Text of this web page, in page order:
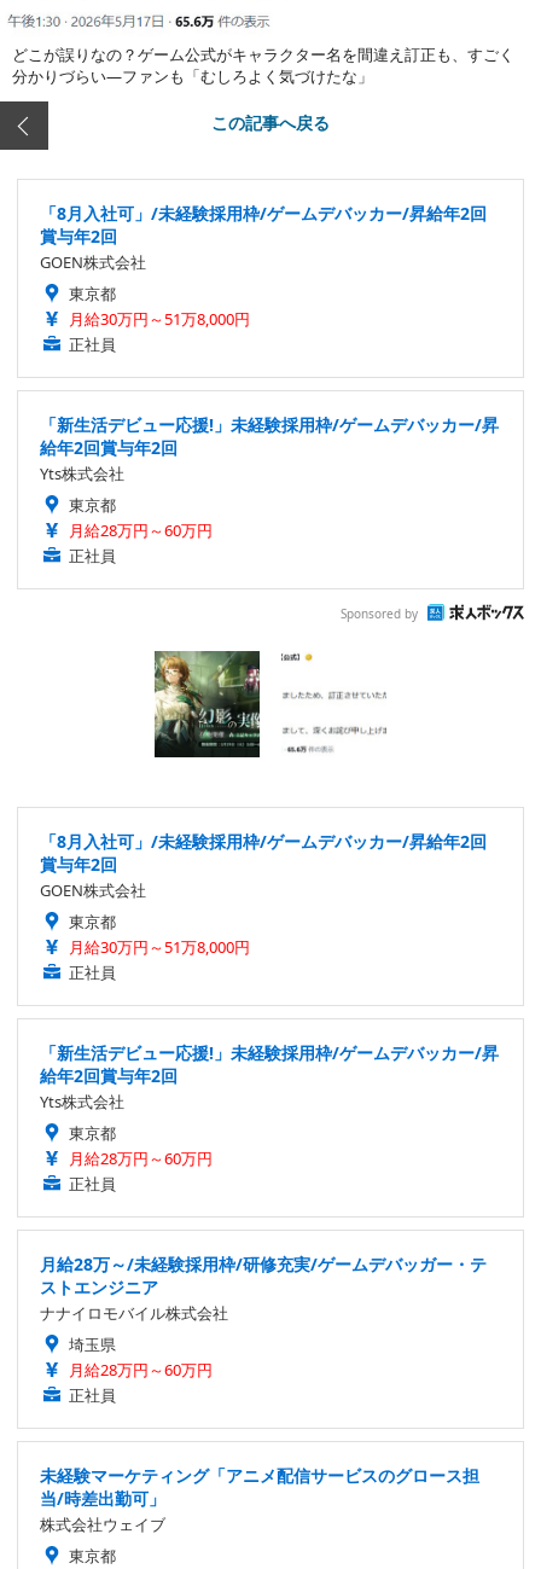
どこが誤りなの？ゲーム公式がキャラクター名を間違え訂正も、すごく
分かりづらい―ファンも「むしろよく気づけたな」
この記事へ戻る
「8月入社可」/未経験採用枠/ゲームデバッカー/昇給年2回
賞与年2回
GOEN株式会社
東京都
月給30万円～51万8,000円
正社員
「新生活デビュー応援!」未経験採用枠/ゲームデバッカー/昇
給年2回賞与年2回
Yts株式会社
東京都
月給28万円～60万円
正社員
Sponsored by
「8月入社可」/未経験採用枠/ゲームデバッカー/昇給年2回
賞与年2回
GOEN株式会社
東京都
月給30万円～51万8,000円
正社員
「新生活デビュー応援!」未経験採用枠/ゲームデバッカー/昇
給年2回賞与年2回
Yts株式会社
東京都
月給28万円～60万円
正社員
月給28万～/未経験採用枠/研修充実/ゲームデバッガー・テ
ストエンジニア
ナナイロモバイル株式会社
埼玉県
月給28万円～60万円
正社員
未経験マーケティング「アニメ配信サービスのグロース担
当/時差出勤可」
株式会社ウェイブ
東京都